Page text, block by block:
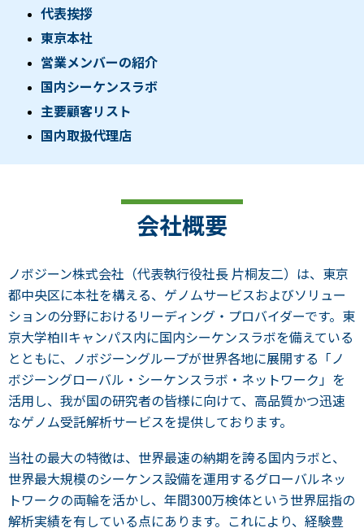
代表挨拶
東京本社
営業メンバーの紹介
国内シーケンスラボ
主要顧客リスト
国内取扱代理店
会社概要
ノボジーン株式会社（代表執行役社長 片桐友二）は、東京
都中央区に本社を構える、ゲノムサービスおよびソリュー
ションの分野におけるリーディング・プロバイダーです。東
京大学柏IIキャンパス内に国内シーケンスラボを備えている
とともに、ノボジーングループが世界各地に展開する「ノ
ボジーングローバル・シーケンスラボ・ネットワーク」を
活用し、我が国の研究者の皆様に向けて、高品質かつ迅速
なゲノム受託解析サービスを提供しております。
当社の最大の特徴は、世界最速の納期を誇る国内ラボと、
世界最大規模のシーケンス設備を運用するグローバルネッ
トワークの両輪を活かし、年間300万検体という世界屈指の
解析実績を有している点にあります。これにより、経験豊